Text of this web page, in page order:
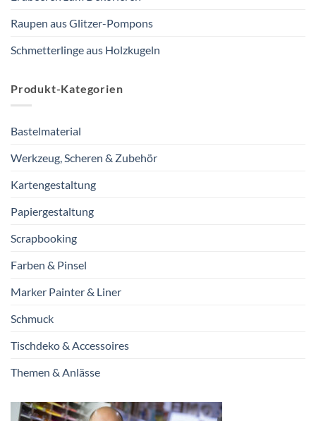
Raupen aus Glitzer-Pompons
Schmetterlinge aus Holzkugeln
Produkt-Kategorien
Bastelmaterial
Werkzeug, Scheren & Zubehör
Kartengestaltung
Papiergestaltung
Scrapbooking
Farben & Pinsel
Marker Painter & Liner
Schmuck
Tischdeko & Accessoires
Themen & Anlässe